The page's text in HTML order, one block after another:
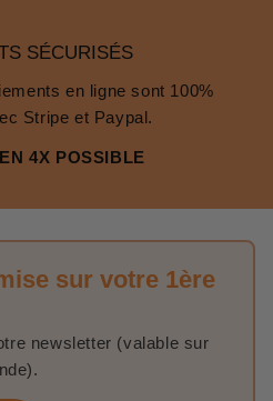
SÉCURISÉS
en ligne sont 100%
Stripe et Paypal.
4X POSSIBLE
sur votre 1ère
newsletter (valable sur